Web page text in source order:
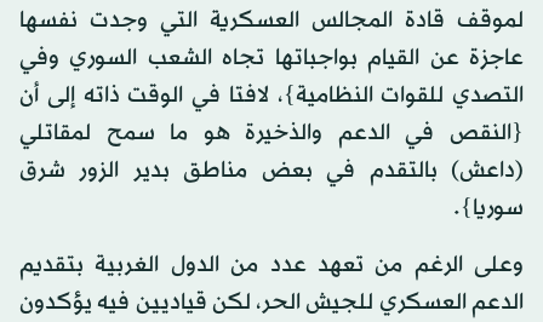
لموقف قادة المجالس العسكرية التي وجدت نفسها
عاجزة عن القيام بواجباتها تجاه الشعب السوري وفي
التصدي للقوات النظامية}، لافتا في الوقت ذاته إلى أن
{النقص في الدعم والذخيرة هو ما سمح لمقاتلي
(داعش) بالتقدم في بعض مناطق بدير الزور شرق
سوريا}.
وعلى الرغم من تعهد عدد من الدول الغربية بتقديم
الدعم العسكري للجيش الحر، لكن قياديين فيه يؤكدون